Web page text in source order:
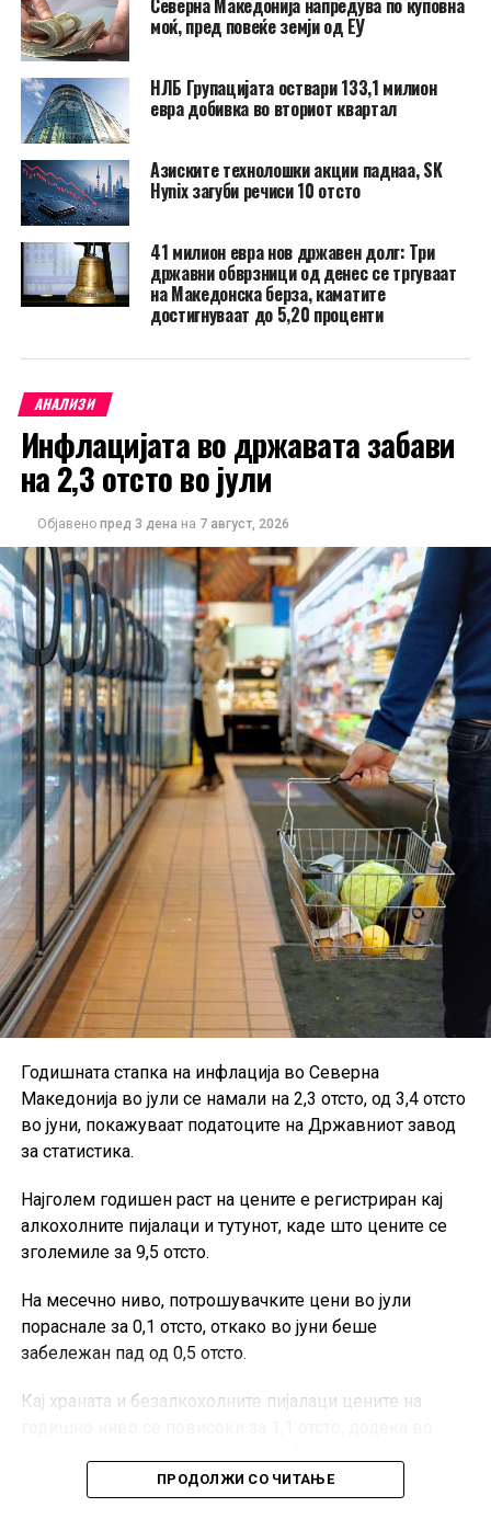
Северна Македонија напредува по куповна
моќ, пред повеќе земји од ЕУ
НЛБ Групацијата оствари 133,1 милион
евра добивка во вториот квартал
Азиските технолошки акции паднаа, SK
Hynix загуби речиси 10 отсто
41 милион евра нов државен долг: Три
државни обврзници од денес се тргуваат
на Македонска берза, каматите
достигнуваат до 5,20 проценти
АНАЛИЗИ
Инфлацијата во државата забави
на 2,3 отсто во јули
Објавено пред 3 дена на 7 август, 2026
Годишната стапка на инфлација во Северна
Македонија во јули се намали на 2,3 отсто, од 3,4 отсто
во јуни, покажуваат податоците на Државниот завод
за статистика.
Најголем годишен раст на цените е регистриран кај
алкохолните пијалаци и тутунот, каде што цените се
зголемиле за 9,5 отсто.
На месечно ниво, потрошувачките цени во јули
пораснале за 0,1 отсто, откако во јуни беше
забележан пад од 0,5 отсто.
Кај храната и безалкохолните пијалаци цените на
Трошоците за домување, вода, електрична енергија,
ПРОДОЛЖИ СО ЧИТАЊЕ